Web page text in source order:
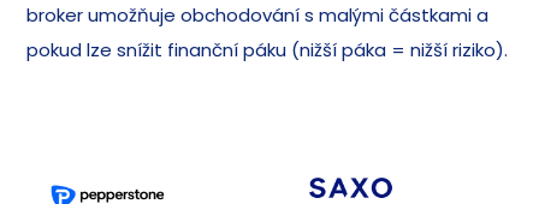
broker umožňuje obchodování s malými částkami a
pokud lze snížit finanční páku (nižší páka = nižší riziko).